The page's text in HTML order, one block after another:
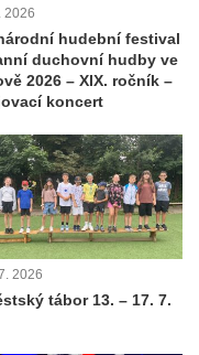
2026
hudební festival
duchovní hudby ve
2026 – XIX. ročník –
koncert
2026
tábor 13. – 17. 7.